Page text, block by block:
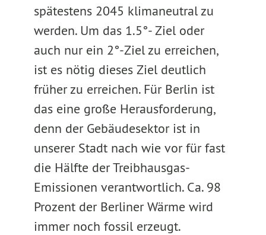
spätestens 2045 klimaneutral zu
werden. Um das 1.5°- Ziel oder
auch nur ein 2°-Ziel zu erreichen,
ist es nötig dieses Ziel deutlich
früher zu erreichen. Für Berlin ist
das eine große Herausforderung,
denn der Gebäudesektor ist in
unserer Stadt nach wie vor für fast
die Hälfte der Treibhausgas-
Emissionen verantwortlich. Ca. 98
Prozent der Berliner Wärme wird
immer noch fossil erzeugt.